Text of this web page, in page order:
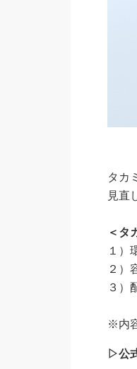
タカ
見直
＜タ
１）
２）
３）
※内
▷公